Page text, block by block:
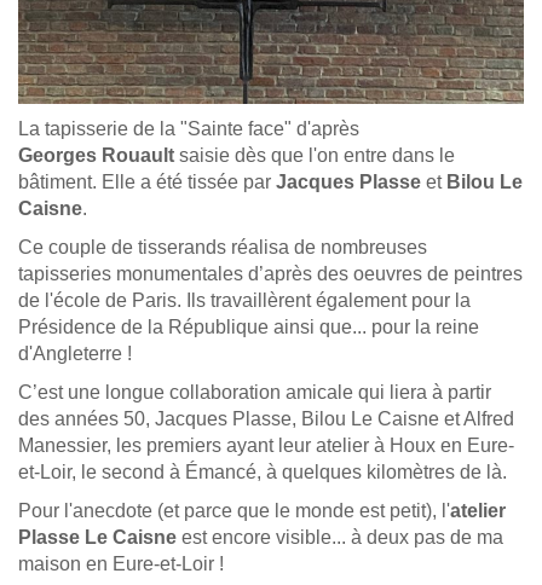
La tapisserie de la "Sainte face" d'après
Georges Rouault saisie dès que l'on entre dans le
bâtiment. Elle a été tissée par Jacques Plasse et Bilou Le
Caisne.
Ce couple de tisserands réalisa de nombreuses
tapisseries monumentales d’après des oeuvres de peintres
de l'école de Paris. Ils travaillèrent également pour la
Présidence de la République ainsi que... pour la reine
d'Angleterre !
C’est une longue collaboration amicale qui liera à partir
des années 50, Jacques Plasse, Bilou Le Caisne et Alfred
Manessier, les premiers ayant leur atelier à Houx en Eure-
et-Loir, le second à Émancé, à quelques kilomètres de là.
Pour l'anecdote (et parce que le monde est petit), l'atelier
Plasse Le Caisne est encore visible... à deux pas de ma
maison en Eure-et-Loir !